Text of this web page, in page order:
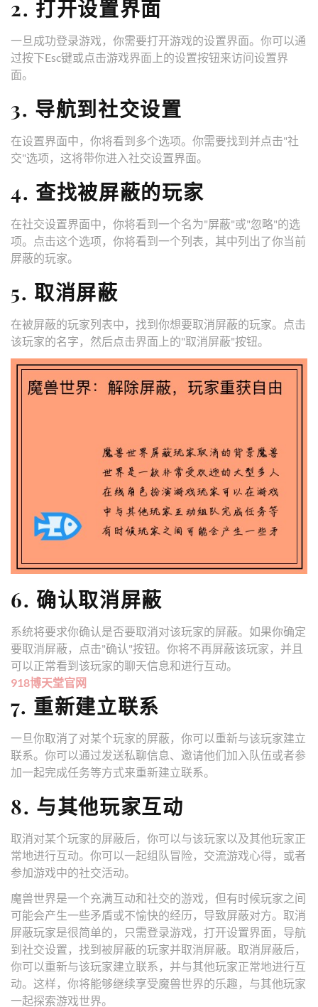
2. 打开设置界面
一旦成功登录游戏，你需要打开游戏的设置界面。你可以通
过按下Esc键或点击游戏界面上的设置按钮来访问设置界
面。
3. 导航到社交设置
在设置界面中，你将看到多个选项。你需要找到并点击"社
交"选项，这将带你进入社交设置界面。
4. 查找被屏蔽的玩家
在社交设置界面中，你将看到一个名为"屏蔽"或"忽略"的选
项。点击这个选项，你将看到一个列表，其中列出了你当前
屏蔽的玩家。
5. 取消屏蔽
在被屏蔽的玩家列表中，找到你想要取消屏蔽的玩家。点击
该玩家的名字，然后点击界面上的"取消屏蔽"按钮。
6. 确认取消屏蔽
系统将要求你确认是否要取消对该玩家的屏蔽。如果你确定
要取消屏蔽，点击"确认"按钮。你将不再屏蔽该玩家，并且
可以正常看到该玩家的聊天信息和进行互动。
918博天堂官网
7. 重新建立联系
一旦你取消了对某个玩家的屏蔽，你可以重新与该玩家建立
联系。你可以通过发送私聊信息、邀请他们加入队伍或者参
加一起完成任务等方式来重新建立联系。
8. 与其他玩家互动
取消对某个玩家的屏蔽后，你可以与该玩家以及其他玩家正
常地进行互动。你可以一起组队冒险，交流游戏心得，或者
参加游戏中的社交活动。
魔兽世界是一个充满互动和社交的游戏，但有时候玩家之间
可能会产生一些矛盾或不愉快的经历，导致屏蔽对方。取消
屏蔽玩家是很简单的，只需登录游戏，打开设置界面，导航
到社交设置，找到被屏蔽的玩家并取消屏蔽。取消屏蔽后，
你可以重新与该玩家建立联系，并与其他玩家正常地进行互
动。这样，你将能够继续享受魔兽世界的乐趣，与其他玩家
一起探索游戏世界。